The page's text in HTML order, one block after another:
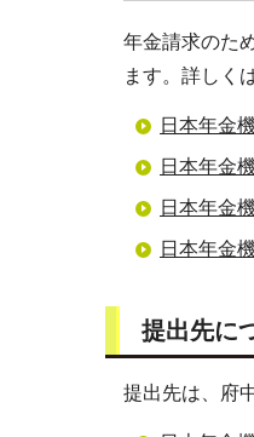
年金請求のた
ます。詳しく
日本年金
日本年金
日本年金
日本年金
提出先に
提出先は、府